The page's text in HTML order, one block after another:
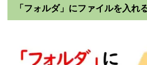
「フォルダ」にファイルを入れ